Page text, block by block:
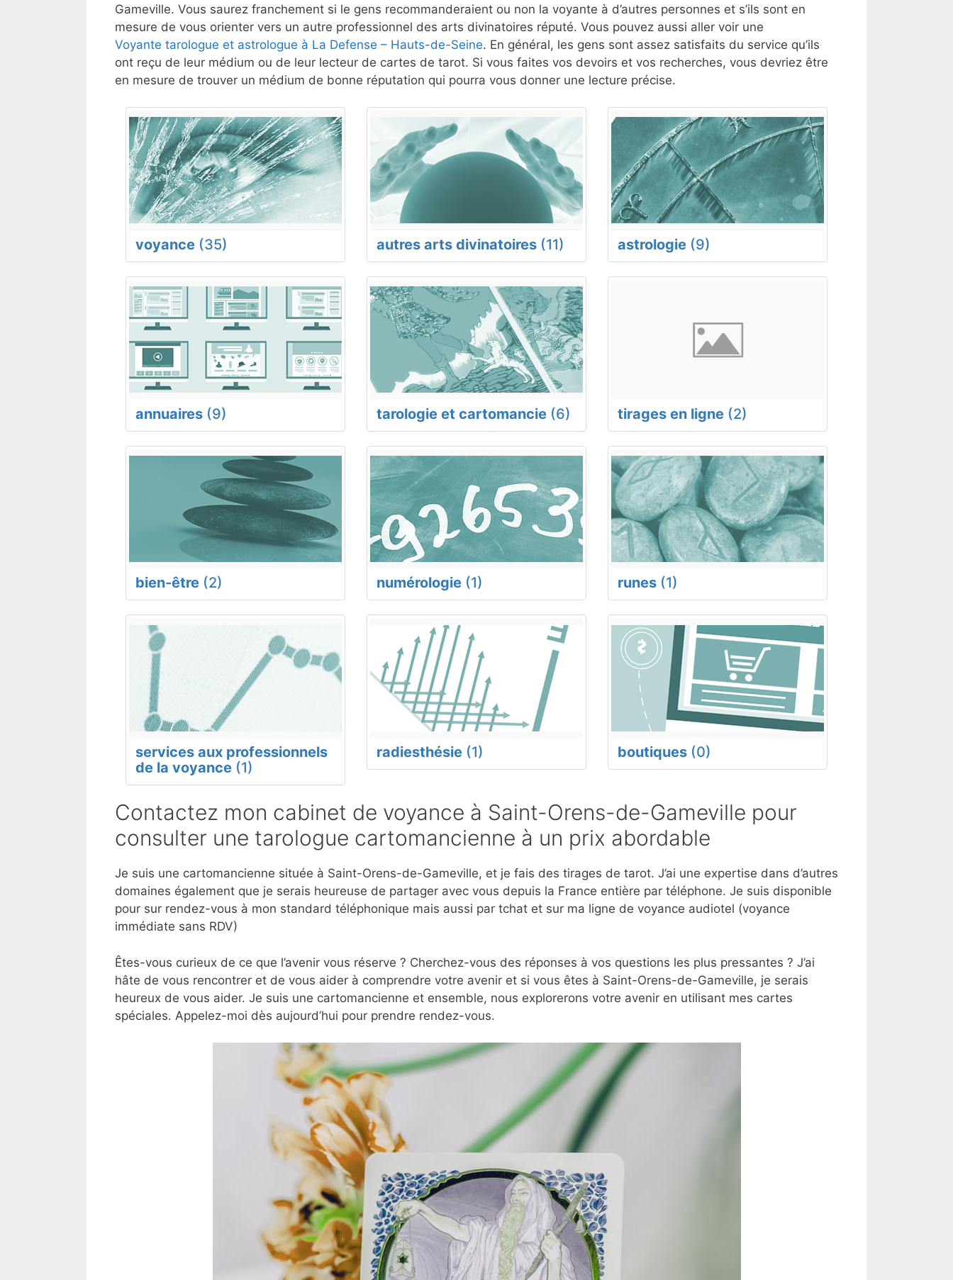
Gameville. Vous saurez franchement si le gens recommanderaient ou non la voyante à d’autres personnes et s’ils sont en
mesure de vous orienter vers un autre professionnel des arts divinatoires réputé. Vous pouvez aussi aller voir une
Voyante tarologue et astrologue à La Defense – Hauts-de-Seine. En général, les gens sont assez satisfaits du service qu’ils
ont reçu de leur médium ou de leur lecteur de cartes de tarot. Si vous faites vos devoirs et vos recherches, vous devriez être
en mesure de trouver un médium de bonne réputation qui pourra vous donner une lecture précise.
voyance (35) autres arts divinatoires (11) astrologie (9)
annuaires (9) tarologie et cartomancie (6) tirages en ligne (2)
bien-être (2) numérologie (1) runes (1)
services aux professionnels
de la voyance (1)
radiesthésie (1) boutiques (0)
Contactez mon cabinet de voyance à Saint-Orens-de-Gameville pour
consulter une tarologue cartomancienne à un prix abordable
Je suis une cartomancienne située à Saint-Orens-de-Gameville, et je fais des tirages de tarot. J’ai une expertise dans d’autres
domaines également que je serais heureuse de partager avec vous depuis la France entière par téléphone. Je suis disponible
pour sur rendez-vous à mon standard téléphonique mais aussi par tchat et sur ma ligne de voyance audiotel (voyance
immédiate sans RDV)
Êtes-vous curieux de ce que l’avenir vous réserve ? Cherchez-vous des réponses à vos questions les plus pressantes ? J’ai
hâte de vous rencontrer et de vous aider à comprendre votre avenir et si vous êtes à Saint-Orens-de-Gameville, je serais
heureux de vous aider. Je suis une cartomancienne et ensemble, nous explorerons votre avenir en utilisant mes cartes
spéciales. Appelez-moi dès aujourd’hui pour prendre rendez-vous.